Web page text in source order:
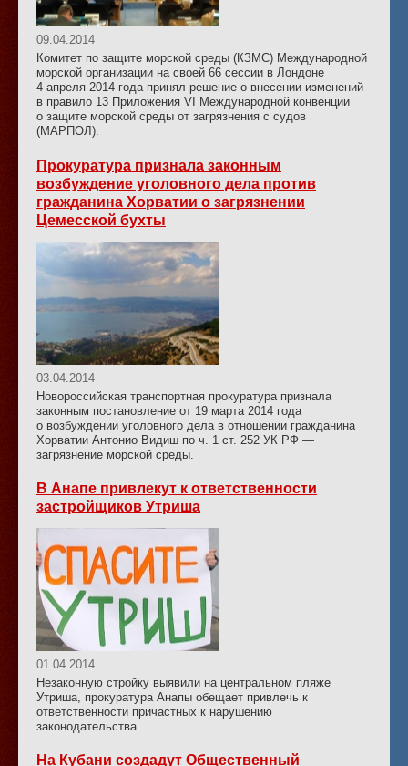
09.04.2014
Комитет по защите морской среды (КЗМС) Международной
морской организации на своей 66 сессии в Лондоне
4 апреля 2014 года принял решение о внесении изменений
в правило 13 Приложения VI Международной конвенции
о защите морской среды от загрязнения с судов
(МАРПОЛ).
Прокуратура признала законным
возбуждение уголовного дела против
гражданина Хорватии о загрязнении
Цемесской бухты
03.04.2014
Новороссийская транспортная прокуратура признала
законным постановление от 19 марта 2014 года
о возбуждении уголовного дела в отношении гражданина
Хорватии Антонио Видиш по ч. 1 ст. 252 УК РФ —
загрязнение морской среды.
В Анапе привлекут к ответственности
застройщиков Утриша
01.04.2014
Незаконную стройку выявили на центральном пляже
Утриша, прокуратура Анапы обещает привлечь к
ответственности причастных к нарушению
законодательства.
На Кубани создадут Общественный